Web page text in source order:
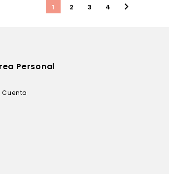
1 2 3 4 
Personal
Cuenta